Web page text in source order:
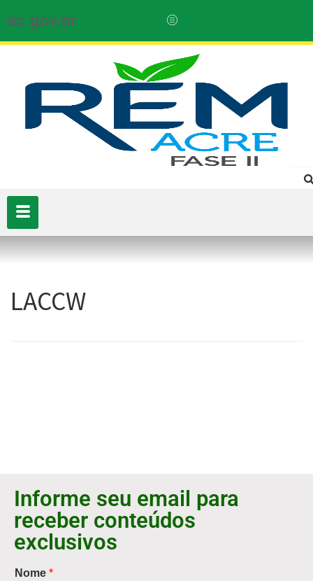
ac.gov.br
LACCW
Informe seu email para
receber conteúdos
exclusivos
Nome *